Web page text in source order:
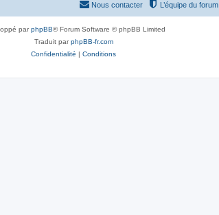
L’équipe du forum
Nous contacter
parphpBB® Forum Software © phpBB Limited
Traduit parphpBB-fr.com
Confidentialité | Conditions